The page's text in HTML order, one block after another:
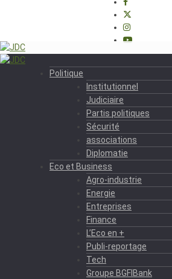
Politique
Institutionnel
Judiciaire
Partis politiques
Sécurité
associations
Diplomatie
Eco et Business
Agro-industrie
Energie
Entreprises
Finance
L’Eco en +
Publi-reportage
Tech
Groupe BGFIBank